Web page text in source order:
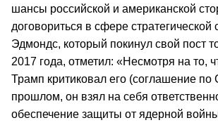
шансы российской и американской
договориться в сфере стратегической
Эдмондс, который покинул свой пост
2017 года, отметил: «Несмотря на то,
Трамп критиковал его (соглашение
прошлом, он взял на себя
обеспечение защиты от ядерной